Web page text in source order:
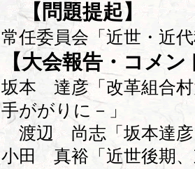
【問題提起】
常任委員会「近世・近
【大会報告・コメン
坂本 達彦「改革組合村
手ががりに－」
渡辺 尚志「坂本達彦
小田 真裕「近世後期